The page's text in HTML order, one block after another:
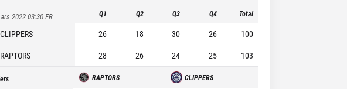
2022 03:30FR Q1 Q2 Q3 Q4 Total
CLIPPERS 26 18 30 26
100
RAPTORS
28 26 24 25 103
RAPTORS CLIPPERS